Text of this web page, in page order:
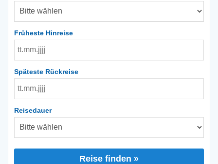
Früheste Hinreise
Späteste Rückreise
Reisedauer
Reise finden »